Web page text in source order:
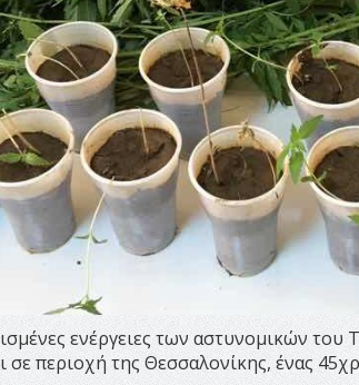
ενέργειες των αστυνομικών
σε περιοχή της Θεσσαλονίκης, ένας